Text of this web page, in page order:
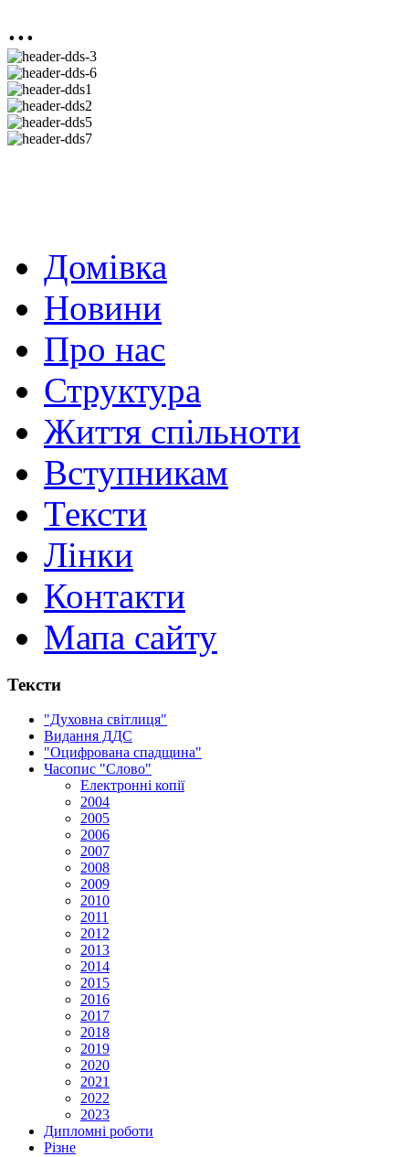
...
Домівка
Новини
Про нас
Структура
Життя спільноти
Вступникам
Тексти
Лінки
Контакти
Мапа сайту
Тексти
"Духовна світлиця"
Видання ДДС
"Оцифрована спадщина"
Часопис "Слово"
Електронні копії
2004
2005
2006
2007
2008
2009
2010
2011
2012
2013
2014
2015
2016
2017
2018
2019
2020
2021
2022
2023
Дипломні роботи
Різне